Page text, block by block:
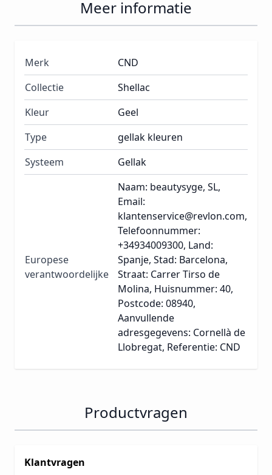
Meer informatie
Merk
CND
Collectie
Shellac
Kleur
Geel
Type
gellak kleuren
Systeem
Gellak
Europese
verantwoordelijke
Naam: beautysyge, SL,
Email:
klantenservice@revlon.com,
Telefoonnummer:
+34934009300, Land:
Spanje, Stad: Barcelona,
Straat: Carrer Tirso de
Molina, Huisnummer: 40,
Postcode: 08940,
Aanvullende
adresgegevens: Cornellà de
Llobregat, Referentie: CND
Productvragen
Klantvragen